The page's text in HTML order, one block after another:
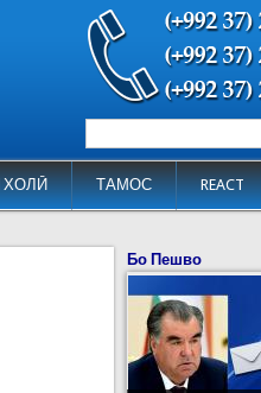
ХОЛӢ ТАМОС REACT
Форма
Бо Пешво